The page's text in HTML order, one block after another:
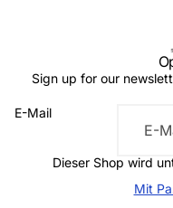
Sign up for our
E-Mail
Dieser Shop wird
Mit